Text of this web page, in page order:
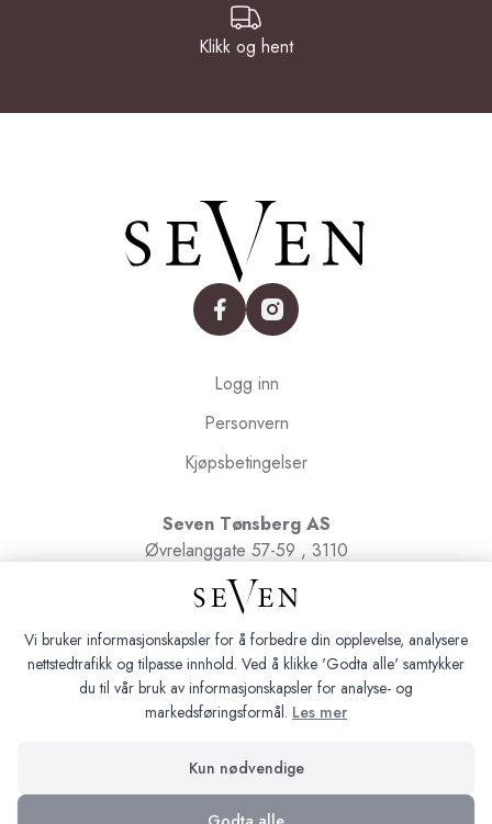
Klikk og hent
facebookinstagram
Logg inn
Personvern
Kjøpsbetingelser
Seven Tønsberg AS
Øvrelanggate 57-59 , 3110
Tønsberg
Org.nr. 991091580
Siden driftes avShoplabs
Vi bruker informasjonskapsler for å forbedre din opplevelse, analysere
nettstedtrafikk og tilpasse innhold. Ved å klikke 'Godta alle' samtykker
du til vår bruk av informasjonskapsler for analyse- og
markedsføringsformål. Les mer
Kun nødvendige